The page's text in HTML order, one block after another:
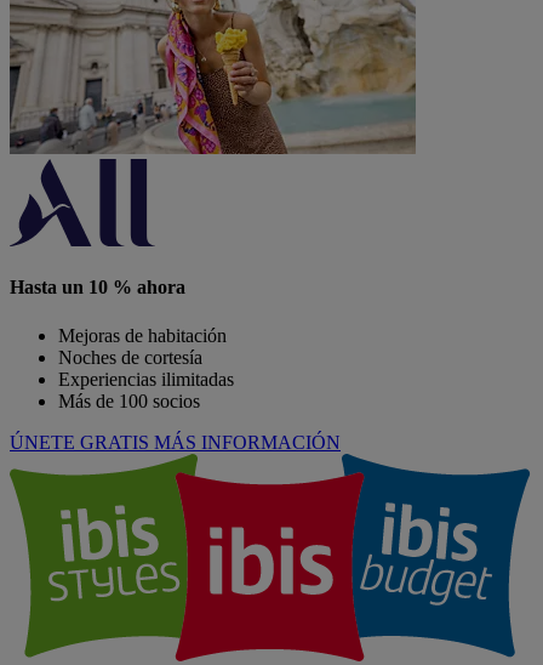
Hasta un 10 % ahora
Mejoras de habitación
Noches de cortesía
Experiencias ilimitadas
Más de 100 socios
ÚNETE GRATIS MÁS INFORMACIÓN